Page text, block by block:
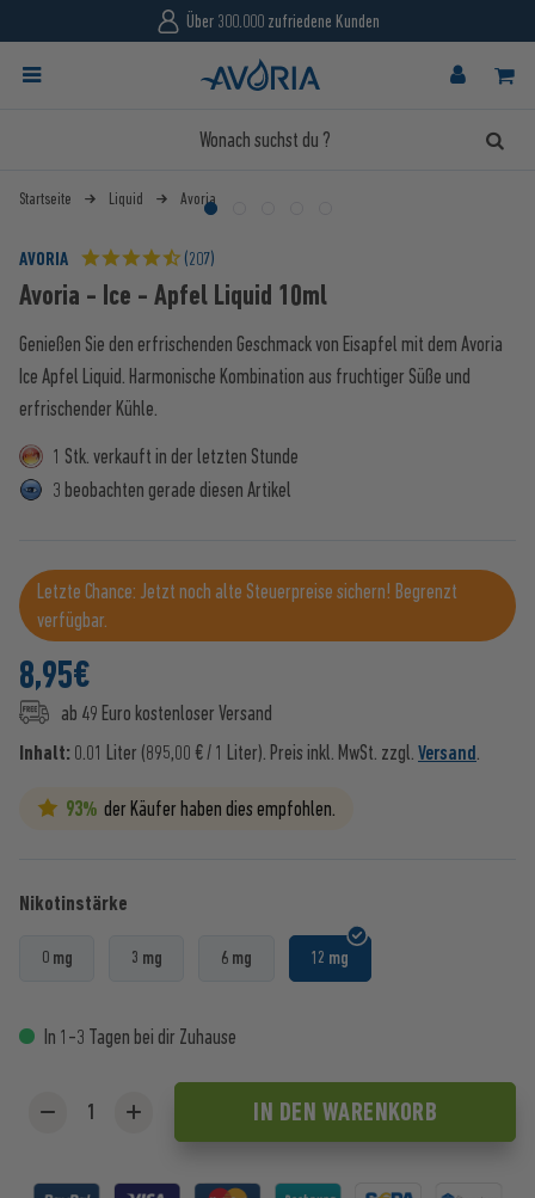
Über 300.000 zufriedene Kunden
Startseite Liquid Avoria
AVORIA (207)
Avoria - Ice - Apfel Liquid 10ml
Genießen Sie den erfrischenden Geschmack von Eisapfel mit dem Avoria
Ice Apfel Liquid. Harmonische Kombination aus fruchtiger Süße und
erfrischender Kühle.
1 Stk. verkauft in der letzten Stunde
3 beobachten gerade diesen Artikel
Letzte Chance: Jetzt noch alte Steuerpreise sichern! Begrenzt
verfügbar.
8,95€
ab 49 Euro kostenloser Versand
Inhalt: 0.01 Liter (895,00 € / 1 Liter). Preis inkl. MwSt. zzgl. Versand.
93% der Käufer haben dies empfohlen.
Nikotinstärke
0 mg 3 mg 6 mg 12 mg
In 1-3 Tagen bei dir Zuhause
IN DEN WARENKORB